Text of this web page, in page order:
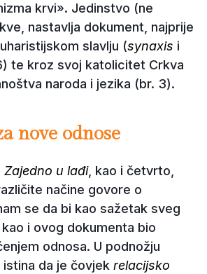
krvi». Jedinstvo (ne
nastavlja dokument, najprije
slavlju (synaxis i
te kroz svoj katolicitet Crkva
naroda i jezika (br. 3).
nove odnose
Zajedno u lađi, kao i četvrto,
načine govore o
se da bi kao sažetak sveg
i ovog dokumenta bio
odnosa. U podnožju
da je čovjek relacijsko